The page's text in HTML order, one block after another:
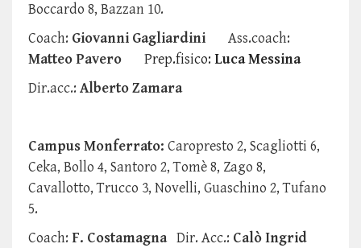
Boccardo 8, Bazzan 10.
Coach: Giovanni Gagliardini Ass.coach:
Matteo Pavero Prep.fisico: Luca Messina
Dir.acc.: Alberto Zamara
Campus Monferrato: Caropresto 2, Scagliotti 6,
Ceka, Bollo 4, Santoro 2, Tomè 8, Zago 8,
Cavallotto, Trucco 3, Novelli, Guaschino 2, Tufano
5.
Coach: F. CostamagnaDir. Acc.: Calò Ingrid